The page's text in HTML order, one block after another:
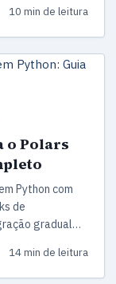
10 min de leitura
o Polars
Python com
de
gradual
14 min de leitura